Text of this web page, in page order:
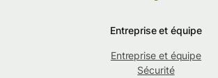
Entreprise et équipe
Entreprise et équipe
Sécurité